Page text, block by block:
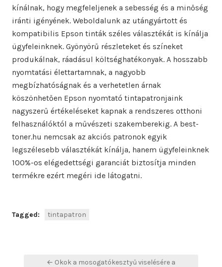
kínálnak, hogy megfeleljenek a sebesség és a minőség
iránti igényének. Weboldalunk az utángyártott és
kompatibilis Epson tinták széles választékát is kínálja
ügyfeleinknek. Gyönyörű részleteket és színeket
produkálnak, ráadásul költséghatékonyak. A hosszabb
nyomtatási élettartamnak, a nagyobb
megbízhatóságnak és a verhetetlen árnak
köszönhetően Epson nyomtató tintapatronjaink
nagyszerű értékeléseket kapnak a rendszeres otthoni
felhasználóktól a művészeti szakemberekig. A best-
toner.hu nemcsak az akciós patronok egyik
legszélesebb választékát kínálja, hanem ügyfeleinknek
100%-os elégedettségi garanciát biztosítja minden
termékre ezért megéri ide látogatni.
Tagged: tintapatron
Bejegyzés← Okok a mosogatókesztyű viselésére a